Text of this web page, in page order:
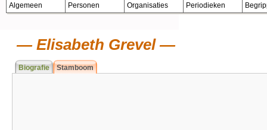
Algemeen Personen Organisaties Periodieken
Elisabeth Grevel
Biografie Stamboom